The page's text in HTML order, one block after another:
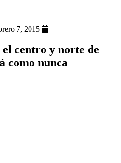
7, 2015
centro y norte de
como nunca